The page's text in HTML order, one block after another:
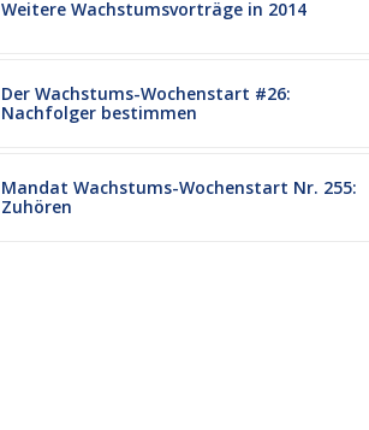
Weitere Wachstumsvorträge in 2014
Der Wachstums-Wochenstart #26:
Nachfolger bestimmen
Mandat Wachstums-Wochenstart Nr. 255:
Zuhören